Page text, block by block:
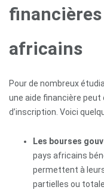
africains
Pour de nombreux
une aide financière peut
d’inscription. Voici
Les bourses
pays africains
permettent à
partielles ou